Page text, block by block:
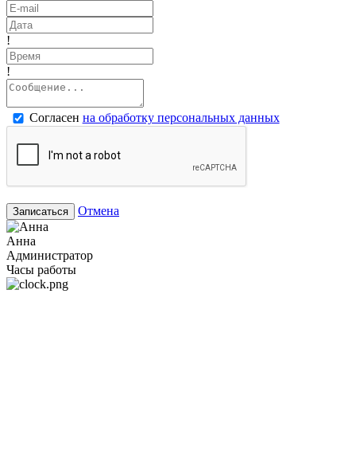
!
!
Согласен на обработку персональных данных
Записаться Отмена
Анна
Администратор
Часы работы